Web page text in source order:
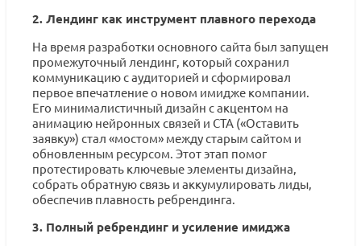
2. Лендинг как инструмент плавного перехода
На время разработки основного сайта был запущен
промежуточный лендинг, который сохранил
коммуникацию с аудиторией и сформировал
первое впечатление о новом имидже компании.
Его минималистичный дизайн с акцентом на
анимацию нейронных связей и CTA («Оставить
заявку») стал «мостом» между старым сайтом и
обновленным ресурсом. Этот этап помог
протестировать ключевые элементы дизайна,
собрать обратную связь и аккумулировать лиды,
обеспечив плавность ребрендинга.
3. Полный ребрендинг и усиление имиджа